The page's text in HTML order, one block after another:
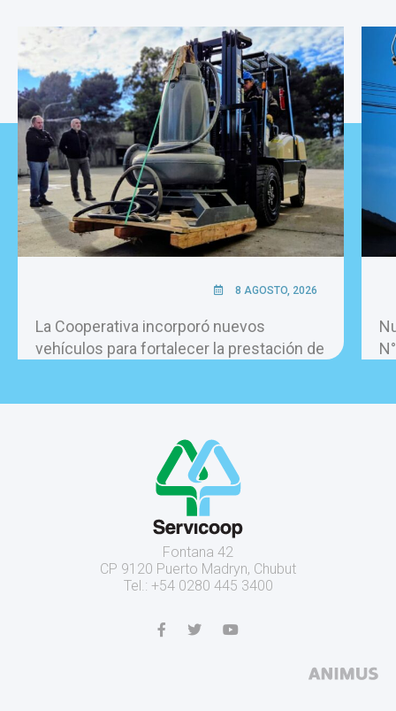
8 AGOSTO, 2026
La Cooperativa incorporó nuevos
vehículos para fortalecer la prestación de
Fontana 42
CP 9120 Puerto Madryn, Chubut
Tel.: +54 0280 445 3400